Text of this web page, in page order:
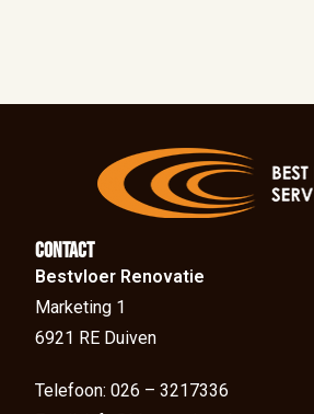
Contact
Bestvloer Renovatie
Marketing 1
6921 RE Duiven
Telefoon: 026 – 3217336